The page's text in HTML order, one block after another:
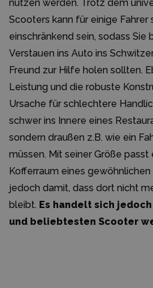
nutzen werden. Trotz dem
Scooters kann für einige Fahrer
einschränkend sein, sodass Sie
Verstauen ins Auto ins
Freund zur Hilfe holen sollten.
Leistung und die robuste
Ursache für schlechtere
schwer ins Innere eines
sondern draußen z.B. wie ein
müssen. Mit seiner Größe passt
Kofferraum eines gewöhnlichen
jedoch damit, dass dort nicht
bleibt. Es handelt sich
und beliebtesten Scooter